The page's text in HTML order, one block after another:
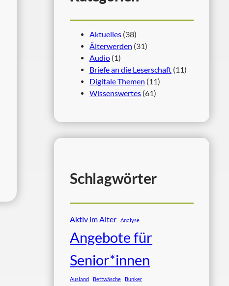
Aktuelles (38)
Älterwerden (31)
Audio (1)
Briefe an die Leserschaft (11)
Digitale Themen (11)
Wissenswertes (61)
Schlagwörter
Aktiv im Alter Analyse
Angebote für
Senior*innen
Ausland Bettwäsche Bunker